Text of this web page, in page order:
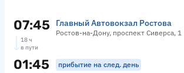
07:45 Главный Автовокзал Ростова
Ростов-на-Дону, проспект Сиверса, 1
18 ч
в пути
01:45 прибытие на след. день